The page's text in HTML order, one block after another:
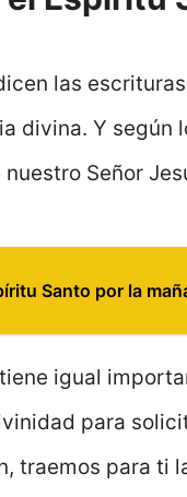
las
divina. Y
Señor
Santo por la
igual
para
traemos para ti